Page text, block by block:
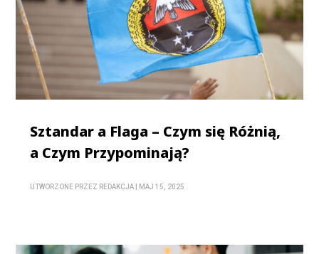
Sztandar a Flaga – Czym się Różnią,
a Czym Przypominają?
UTWORZONE PRZEZ REDAKCJA MAJ 15, 2025